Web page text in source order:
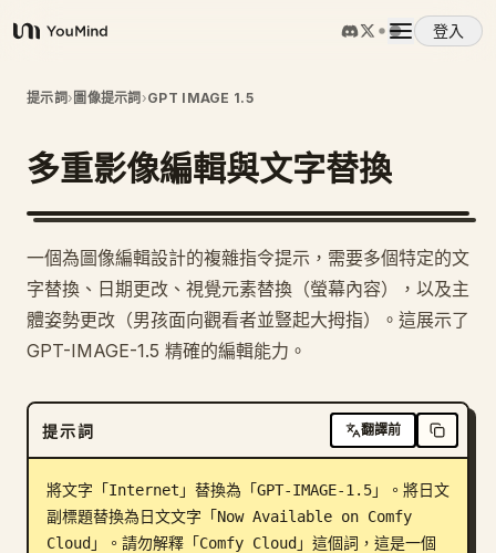
YouMind
登入
概覽
使用案例
提示詞
下載
部落格
提示詞› 圖像提示詞 ›GPT IMAGE 1.5
多重影像編輯與文字替換
一個為圖像編輯設計的複雜指令提示，需要多個特定的文
字替換、日期更改、視覺元素替換（螢幕內容），以及主
體姿勢更改（男孩面向觀看者並豎起大拇指）。這展示了
GPT-IMAGE-1.5 精確的編輯能力。
提示詞 翻譯前
將文字「Internet」替換為「GPT-IMAGE-1.5」。將日文
副標題替換為日文文字「Now Available on Comfy
Cloud」。請勿解釋「Comfy Cloud」這個詞，這是一個